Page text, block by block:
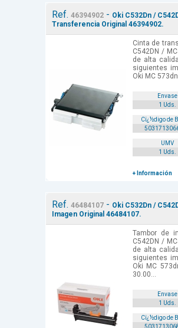
Ref. 46394902- Oki C532Dn /
Transferencia Original 46394902.
Cinta de
C542DN /
de alta
siguientes
Oki MC
Envase
1 Uds.
Cï¿½digo de
UMV
1 Uds.
+ Información
Ref. 46484107- Oki C532Dn /
Imagen Original 46484107.
Tambor de
C542DN /
de alta
siguientes
Oki MC
30.00...
Envase
1 Uds.
Cï¿½digo de